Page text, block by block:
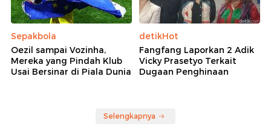
Sepakbola
Oezil sampai Vozinha,
Mereka yang Pindah Klub
Usai Bersinar di Piala Dunia
detikHot
Fangfang Laporkan 2 Adik
Vicky Prasetyo Terkait
Dugaan Penghinaan
Selengkapnya